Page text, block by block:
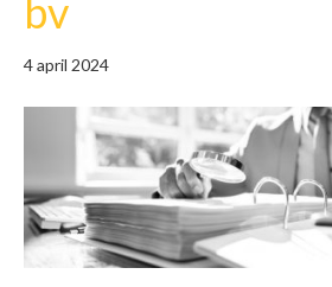
bv
4 april 2024